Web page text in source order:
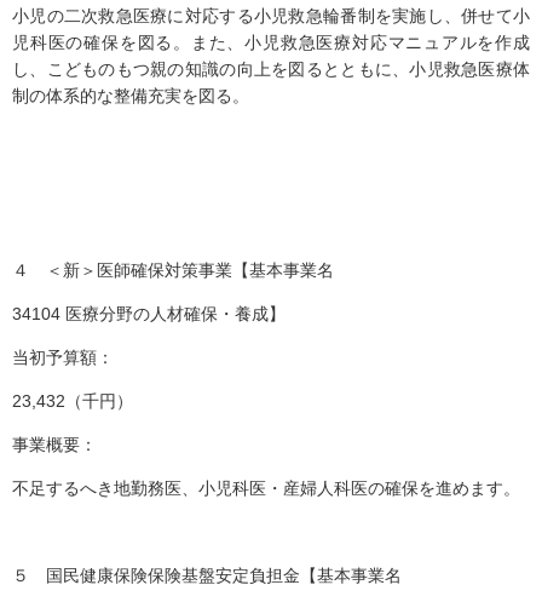
小児の二次救急医療に対応する小児救急輪番制を実施し、併せて小
児科医の確保を図る。また、小児救急医療対応マニュアルを作成
し、こどものもつ親の知識の向上を図るとともに、小児救急医療体
制の体系的な整備充実を図る。
４ ＜新＞医師確保対策事業【基本事業名
34104 医療分野の人材確保・養成】
当初予算額：
23,432（千円）
事業概要：
不足するへき地勤務医、小児科医・産婦人科医の確保を進めます。
５ 国民健康保険保険基盤安定負担金【基本事業名